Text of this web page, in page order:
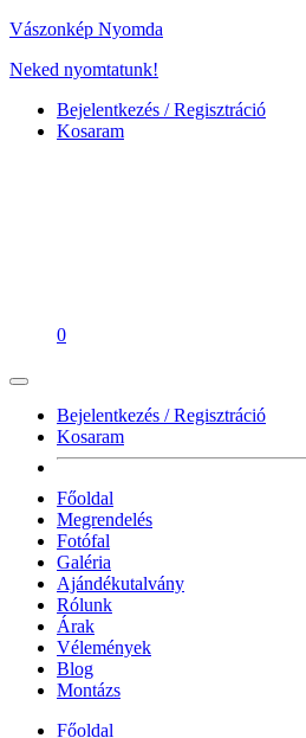
Vászonkép Nyomda
Neked nyomtatunk!
Bejelentkezés / Regisztráció
Kosaram
0
Bejelentkezés / Regisztráció
Kosaram
Főoldal
Megrendelés
Fotófal
Galéria
Ajándékutalvány
Rólunk
Árak
Vélemények
Blog
Montázs
Főoldal